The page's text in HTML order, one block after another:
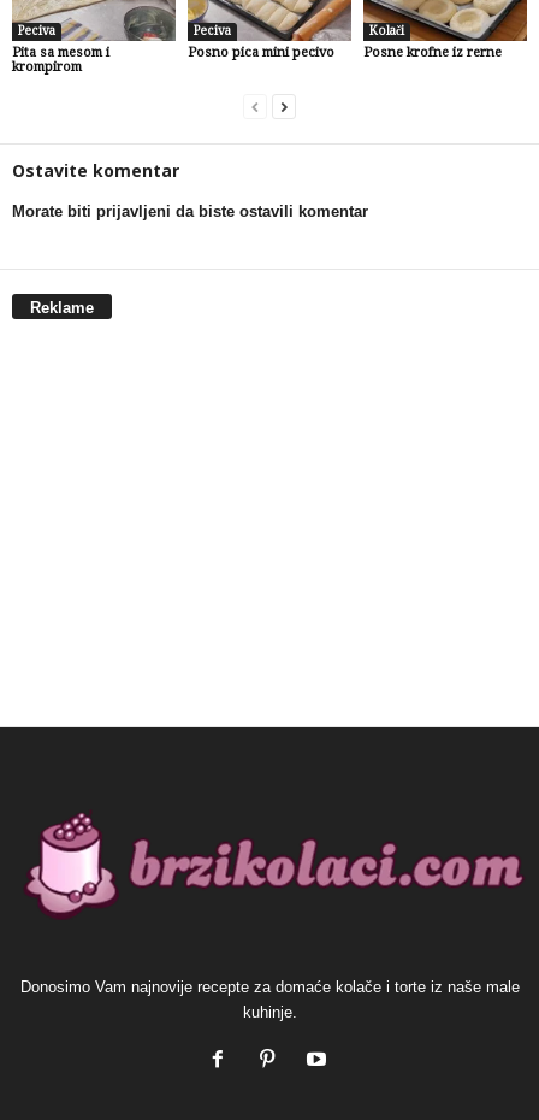
Peciva
Pita sa mesom i
krompirom
Peciva
Posno pica mini pecivo
Kolači
Posne krofne iz rerne
Ostavite komentar
Morate biti prijavljeni da biste ostavili komentar
Reklame
Donosimo Vam najnovije recepte za domaće kolače i torte iz naše male
kuhinje.